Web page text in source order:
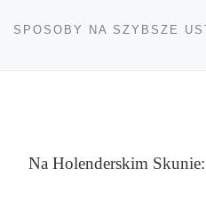
Na Holenderskim Skunie: